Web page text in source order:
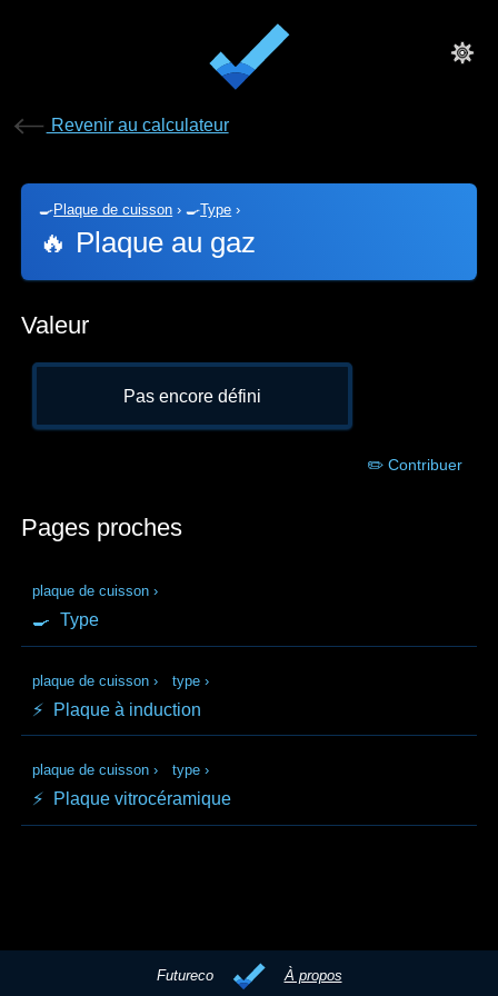
Revenir au calculateur
🍳Plaque de cuisson ›🍳Type ›
🔥 Plaque au gaz
Valeur
Pas encore défini
✏️ Contribuer
Pages proches
plaque de cuisson ›
🍳 Type
plaque de cuisson › type ›
⚡ Plaque à induction
plaque de cuisson › type ›
⚡ Plaque vitrocéramique
Futureco À propos